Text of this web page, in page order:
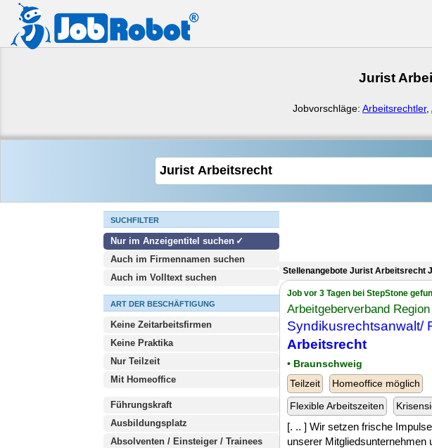
Jurist
Jobvorschläge: Arbeitsrechtler,
SUCHFILTER
Nur im Anzeigentitel suchen
Auch im Firmennamen suchen
Auch im Volltext suchen
ART DER BESCHÄFTIGUNG
Keine Zeitarbeitsfirmen
Keine Praktika
Nur Teilzeit
Mit Homeoffice
Führungskraft
Ausbildungsplatz
Absolventen / Einsteiger / Trainees
Stellenangebote Jurist Arbeitsrecht
Job vor 3 Tagen bei StepStone
Arbeitgeberverband
Syndikusrechtsanwalt/
Arbeitsrecht
• Braunschweig
Teilzeit
Homeoffice möglich
Flexible Arbeitszeiten
[. .. ] Wir setzen frische
unserer